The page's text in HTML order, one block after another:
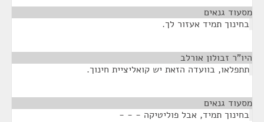
מסעוד גנאים
בחינוך תמיד אעזור לך.
היו"ר זבולון אורלב
תתפלאו, בוועדה הזאת יש קואליציית חינוך.
מסעוד גנאים
בחינוך תמיד, אבל פוליטיקה - - -